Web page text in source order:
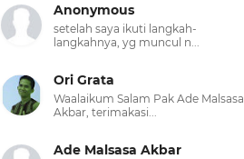
Anonymous
setelah saya ikuti langkah-
langkahnya, yg muncul n...
Ori Grata
Waalaikum Salam Pak Ade Malsasa
Akbar, terimakasi...
Ade Malsasa Akbar